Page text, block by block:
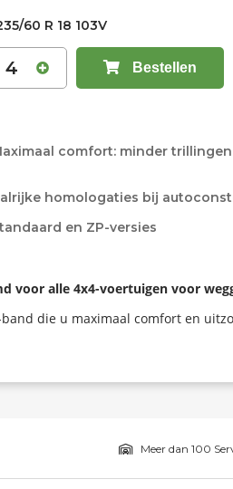
60 R 18 103V
4 Bestellen
comfort: minder
homologaties bij
en ZP-versies
voor alle 4x4-voertuigen voor
band die u maximaal comfort en
Meer dan 100